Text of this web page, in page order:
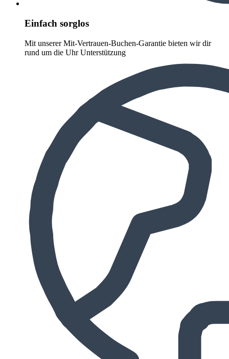
Einfach sorglos
Mit unserer Mit-Vertrauen-Buchen-Garantie bieten wir dir
rund um die Uhr Unterstützung